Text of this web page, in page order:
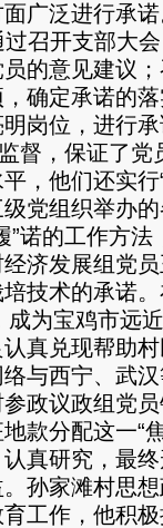
广泛进行承
过召开支部大
的意见建议
确定承诺的
岗位，进行
督，保证了党
他们还实行
党组织举办
”诺的工作方
济发展组党
技术的承诺
成为宝鸡市远
真兑现帮助
与西宁、武
政议政组党
款分配这一“
真研究，最
孙家滩村思
工作，他积